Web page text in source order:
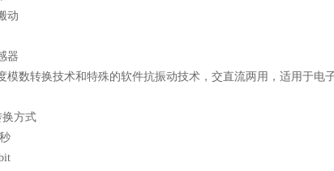
动
器
模数转换技术和特殊的软件抗振动技术，交直流两用，适用于电
方式